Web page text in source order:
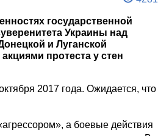
государственной
Украины над
и Луганской
протеста у стен
2017 года. Ожидается, что
а боевые действия